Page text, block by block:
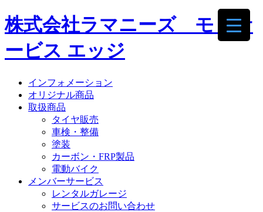
株式会社ラマニーズ モトサ
ービス エッジ
インフォメーション
オリジナル商品
取扱商品
タイヤ販売
車検・整備
塗装
カーボン・FRP製品
電動バイク
メンバーサービス
レンタルガレージ
サービスのお問い合わせ